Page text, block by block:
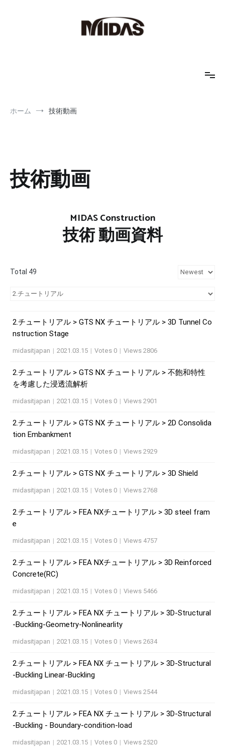
ホーム 技術動画
技術動画
MIDAS Construction
技術 動画資料
Total 49
2.チュートリアル > GTS NX チュートリアル > 3D Tunnel Co
nstruction Stage
midasitjapan | 2021.03.15 | Votes 0 | Views 2806
2.チュートリアル > GTS NX チュートリアル > 不飽和特性
を考慮した浸透流解析
midasitjapan | 2021.03.15 | Votes 0 | Views 2901
2.チュートリアル > GTS NX チュートリアル > 2D Consolida
tion Embankment
midasitjapan | 2021.03.15 | Votes 0 | Views 2929
2.チュートリアル > GTS NX チュートリアル > 3D Shield
midasitjapan | 2021.03.15 | Votes 0 | Views 2768
2.チュートリアル > FEA NXチュートリアル > 3D steel fram
e
midasitjapan | 2021.03.15 | Votes 0 | Views 4757
2.チュートリアル > FEA NXチュートリアル > 3D Reinforced
Concrete(RC)
midasitjapan | 2021.03.15 | Votes 0 | Views 5466
2.チュートリアル > FEA NX チュートリアル > 3D-Structural
-Buckling-Geometry-Nonlinearlity
midasitjapan | 2021.03.15 | Votes 0 | Views 2634
2.チュートリアル > FEA NX チュートリアル > 3D-Structural
-Buckling Linear-Buckling
midasitjapan | 2021.03.15 | Votes 0 | Views 2544
2.チュートリアル > FEA NX チュートリアル > 3D-Structural
-Buckling - Boundary-condition-load
midasitjapan | 2021.03.15 | Votes 0 | Views 2520